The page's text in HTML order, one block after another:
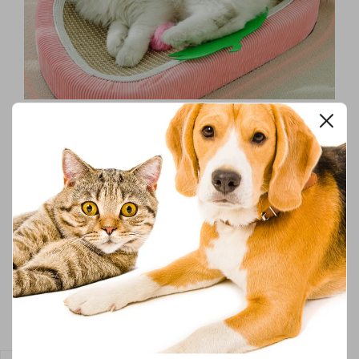
Der Nachmittag: Geistige
Herausforderungen und Entdeckungen
Katzen sind intelligente Wesen, die nicht nur körperlich,
sondern auch geistig gefordert werden wollen. Die
Einbeziehung in den Valentinstag bedeutet auch, ihren
Verstand zu „füttern“.
Denksport für Feinschmecker
Nutzen Sie den Nachmittag für kleine Intelligenzspiele. Sie
können ein Valentinstag Haustierspielzeug verwenden, das
man mit Leckerlis befüllen kann, oder Sie basteln eine kleine
Such-Landschaft aus Kartons. Verstecken Sie gesunde Snacks
in der Wohnung und lassen Sie Ihre Katze ihre Nase einsetzen.